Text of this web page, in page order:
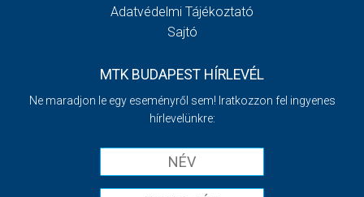
Adatvédelmi Tájékoztató
Sajtó
MTK BUDAPEST HÍRLEVÉL
Ne maradjon le egy eseményről sem! Iratkozzon fel ingyenes
hírlevelünkre: